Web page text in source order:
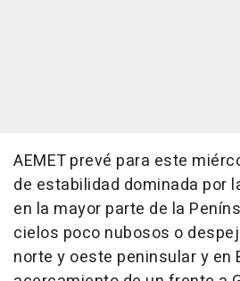
AEMET prevé para este
de estabilidad dominada por
en la mayor parte de la
cielos poco nubosos o
norte y oeste peninsular y en